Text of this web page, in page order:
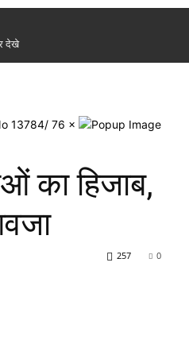
देखे
13784/ 76 ×
का हिजाब,
0
257